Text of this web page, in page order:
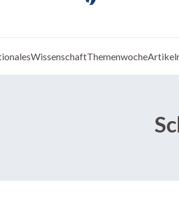
WissenschaftThemenwoche